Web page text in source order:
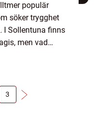
populär
söker trygghet
I Sollentuna finns
men vad
3